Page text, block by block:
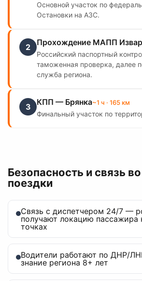
Основной участок по
Остановки на АЗС.
2 Прохождение МАПП
Российский паспортный
таможенная проверка, далее
служба региона.
3 КПП — Брянка~1 ч · 165 км
Финальный участок по
Безопасность и связь
поездки
Связь с диспетчером 24/7 —
получают локацию пассажира
точках
Водители работают по ДНР/
знание региона 8+ лет